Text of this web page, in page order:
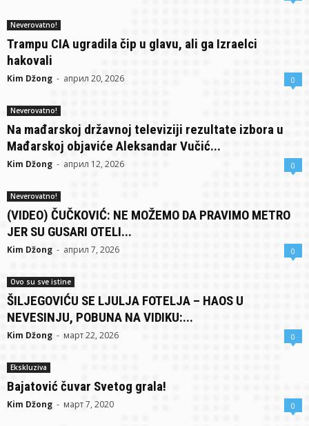
Neverovatno!
Trampu CIA ugradila čip u glavu, ali ga Izraelci
hakovali
Kim Džong - април 20, 2026 0
Neverovatno!
Na mađarskoj državnoj televiziji rezultate izbora u
Mađarskoj objaviće Aleksandar Vučić...
Kim Džong - април 12, 2026 0
Neverovatno!
(VIDEO) ČUČKOVIĆ: NE MOŽEMO DA PRAVIMO METRO
JER SU GUSARI OTELI...
Kim Džong - април 7, 2026 0
Ovo su sve istine
ŠILJEGOVIĆU SE LJULJA FOTELJA – HAOS U
NEVESINJU, POBUNA NA VIDIKU:...
Kim Džong - март 22, 2026 0
Ekskluziva
Bajatović čuvar Svetog grala!
Kim Džong - март 7, 2020 0